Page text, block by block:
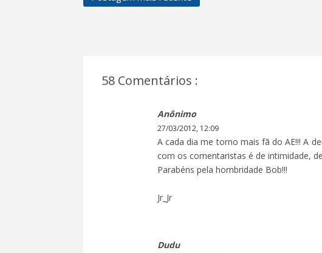
58 Comentários :
Anônimo
27/03/2012, 12:09
A cada dia me torno mais fã do AE!!! A
com os comentaristas é de intimidade,
Parabéns pela hombridade Bob!!!
Jr_Jr
Dudu